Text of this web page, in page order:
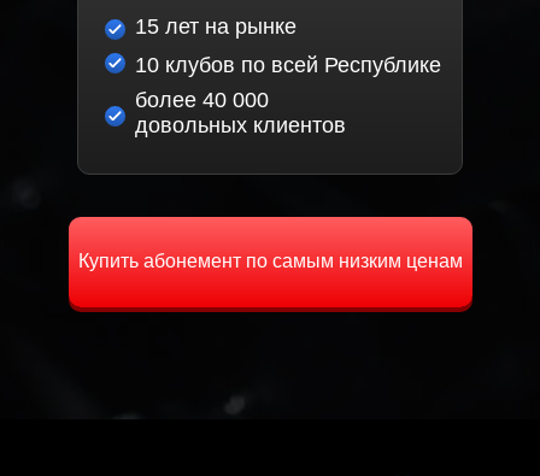
15 лет на рынке
10 клубов по всей Республике
более 40 000
довольных клиентов
Купить абонемент по самым низким ценам